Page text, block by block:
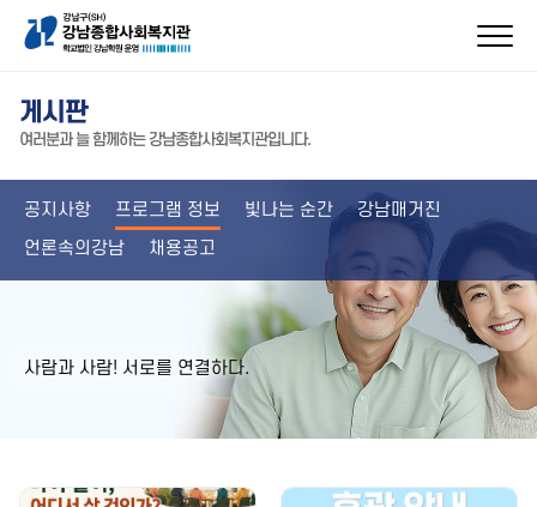
게시판
여러분과 늘 함께하는 강남종합사회복지관입니다.
공지사항 프로그램 정보 빛나는 순간
강남매거진
언론속의강남
채용공고
사람과 사람! 서로를 연결하다.